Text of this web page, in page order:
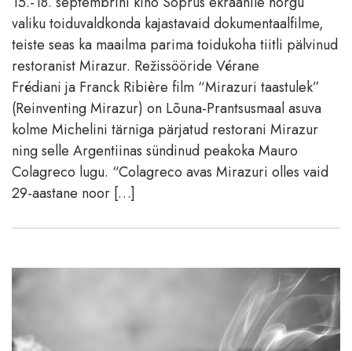
valiku toiduvaldkonda kajastavaid dokumentaalfilme,
teiste seas ka maailma parima toidukoha tiitli pälvinud
restoranist Mirazur. Režissööride Vérane
Frédiani ja Franck Ribière film “Mirazuri taastulek”
(Reinventing Mirazur) on Lõuna-Prantsusmaal asuva
kolme Michelini tärniga pärjatud restorani Mirazur
ning selle Argentiinas sündinud peakoka Mauro
Colagreco lugu. “Colagreco avas Mirazuri olles vaid
29-aastane noor […]